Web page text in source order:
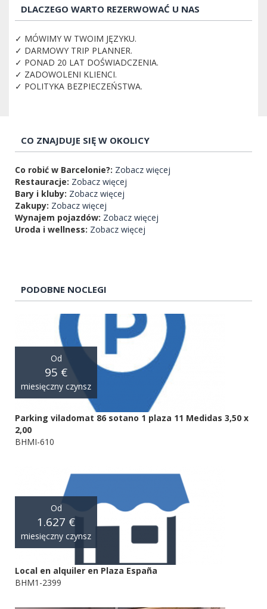
DLACZEGO WARTO REZERWOWAĆ U NAS
✓ MÓWIMY W TWOIM JĘZYKU.
✓ DARMOWY TRIP PLANNER.
✓ PONAD 20 LAT DOŚWIADCZENIA.
✓ ZADOWOLENI KLIENCI.
✓ POLITYKA BEZPIECZEŃSTWA.
CO ZNAJDUJE SIĘ W OKOLICY
Co robić w Barcelonie?: Zobacz więcej
Restauracje: Zobacz więcej
Bary i kluby: Zobacz więcej
Zakupy: Zobacz więcej
Wynajem pojazdów: Zobacz więcej
Uroda i wellness: Zobacz więcej
PODOBNE NOCLEGI
Od
95 €
miesięczny czynsz
Parking viladomat 86 sotano 1 plaza 11 Medidas 3,50 x
2,00
BHMI-610
Od
1.627 €
miesięczny czynsz
Local en alquiler en Plaza España
BHM1-2399